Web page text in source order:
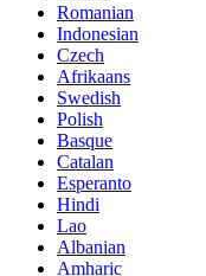
Romanian
Indonesian
Czech
Afrikaans
Swedish
Polish
Basque
Catalan
Esperanto
Hindi
Lao
Albanian
Amharic